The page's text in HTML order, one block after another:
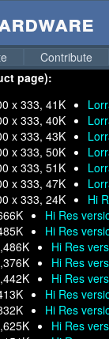
Contribute
page):
x 333, 41K
x 333, 40K
x 333, 43K
x 333, 50K
x 333, 51K
x 333, 47K
x 333, 24K
Hi
Hi Res
Hi Res
Hi Res
Hi Res
Hi Res
Hi Res
Hi Res
Hi Res